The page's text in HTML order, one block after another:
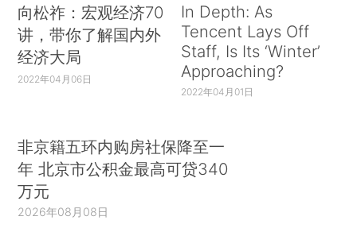
向松祚：宏观经济70
讲，带你了解国内外
经济大局
2022年04月06日
In Depth: As
Tencent Lays Off
Staff, Is Its ‘Winter’
Approaching?
2022年04月01日
非京籍五环内购房社保降至一
年 北京市公积金最高可贷340
万元
2026年08月08日